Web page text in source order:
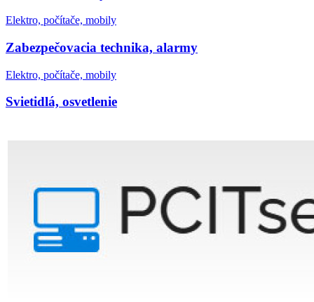
Elektro, počítače, mobily
Zabezpečovacia technika, alarmy
Elektro, počítače, mobily
Svietidlá, osvetlenie